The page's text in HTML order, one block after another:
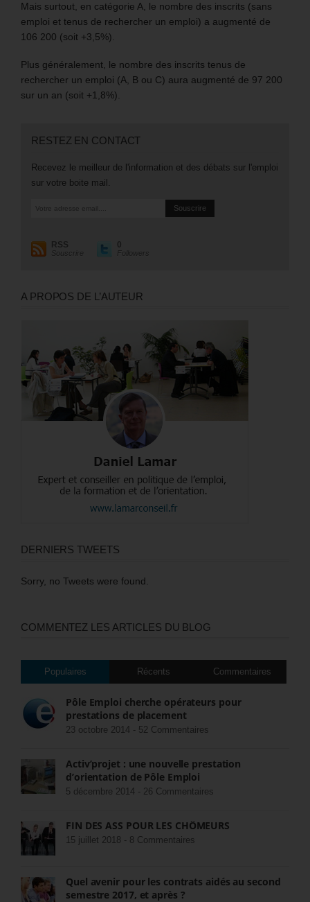
Mais surtout, en catégorie A, le nombre des inscrits (sans
emploi et tenus de rechercher un emploi) a augmenté de
106 200 (soit +3,5%).
Plus généralement, le nombre des inscrits tenus de
rechercher un emploi (A, B ou C) aura augmenté de 97 200
sur un an (soit +1,8%).
RESTEZ EN CONTACT
Recevez le meilleur de l'information et des débats sur l'emploi
sur votre boite mail.
RSS
Souscrire
0
Followers
A PROPOS DE L’AUTEUR
DERNIERS TWEETS
Sorry, no Tweets were found.
COMMENTEZ LES ARTICLES DU BLOG
Populaires Récents Commentaires
Pôle Emploi cherche opérateurs pour
prestations de placement
23 octobre 2014 - 52 Commentaires
Activ’projet : une nouvelle prestation
d’orientation de Pôle Emploi
5 décembre 2014 - 26 Commentaires
FIN DES ASS POUR LES CHÔMEURS
15 juillet 2018 - 8 Commentaires
Quel avenir pour les contrats aidés au second
semestre 2017, et après ?